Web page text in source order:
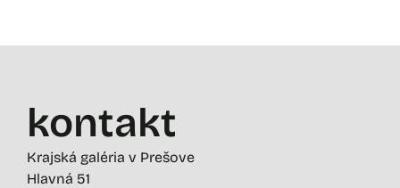
kontakt
Krajská galéria v Prešove
Hlavná 51